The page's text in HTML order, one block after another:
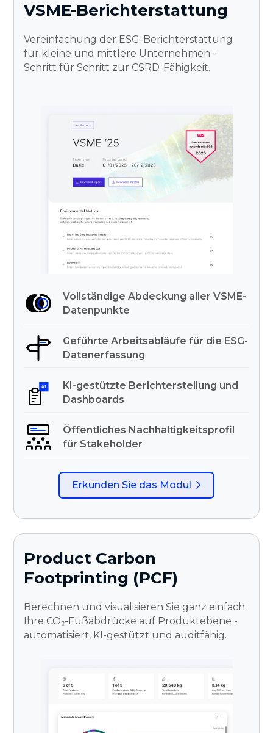
VSME-Berichterstattung
Vereinfachung der ESG-Berichterstattung
für kleine und mittlere Unternehmen -
Schritt für Schritt zur CSRD-Fähigkeit.
Vollständige Abdeckung aller VSME-
Datenpunkte
Geführte Arbeitsabläufe für die ESG-
Datenerfassung
KI-gestützte Berichterstellung und
Dashboards
Öffentliches Nachhaltigkeitsprofil
für Stakeholder
Erkunden Sie das Modul
Product Carbon
Footprinting (PCF)
Berechnen und visualisieren Sie ganz einfach
Ihre CO₂-Fußabdrücke auf Produktebene -
automatisiert, KI-gestützt und auditfähig.